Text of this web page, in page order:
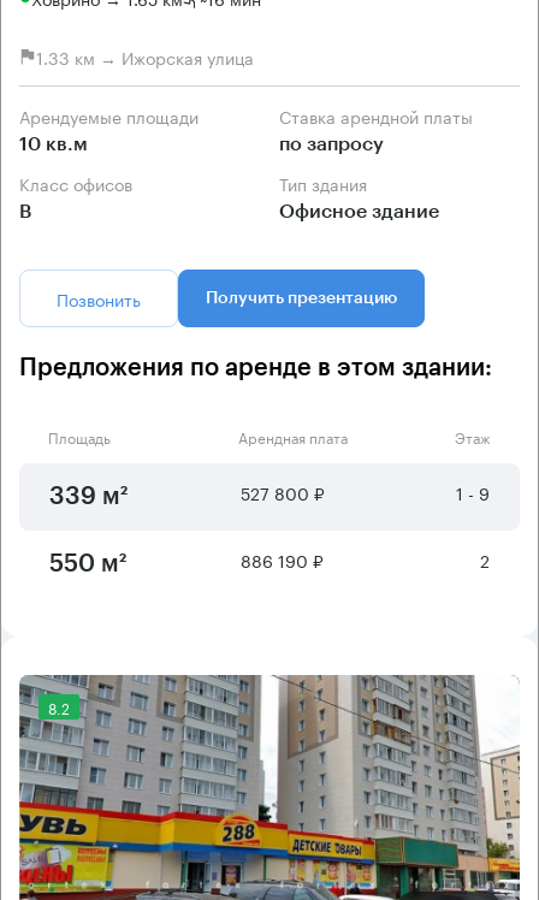
1.33 км → Ижорская улица
Арендуемые площади
10 кв.м
Ставка арендной платы
по запросу
Класс офисов
B
Тип здания
Офисное здание
Позвонить Получить презентацию
Предложения по аренде в этом здании:
Площадь Арендная плата Этаж
339 м² 527 800 ₽ 1 - 9
550 м² 886 190 ₽ 2
8.2